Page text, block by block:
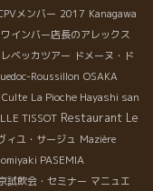
メンバー 2017 Kanagawa
ワインバー店長のアレックス
レベッカツアー ドメーヌ・ド
Roussillon OSAKA
Culte La Pioche Hayashi san
TISSOT Restaurant Le
ィユ・サージュ Mazière
PASEMIA
試飲会・セミナー マニュエ